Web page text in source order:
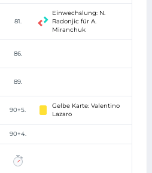
81.
Einwechslung: N.
Radonjic für A.
Miranchuk
86.
89.
90+5.
Gelbe Karte: Valentino
Lazaro
90+4.